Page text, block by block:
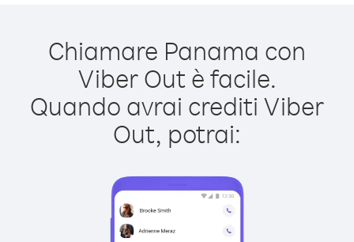
Chiamare Panama con
Viber Out è facile.
Quando avrai crediti Viber
Out, potrai: